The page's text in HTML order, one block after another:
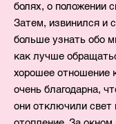
болях, о положении
Затем, извинился и
больше узнать обо
как лучше
хорошее отношение
очень благодарна,
они отключили свет